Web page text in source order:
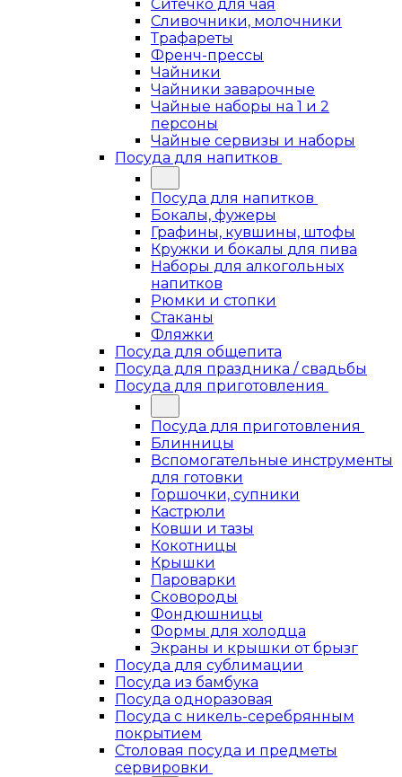
Ситечко для чая
Сливочники, молочники
Трафареты
Френч-прессы
Чайники
Чайники заварочные
Чайные наборы на 1 и 2
персоны
Чайные сервизы и наборы
Посуда для напитков
Посуда для напитков
Бокалы, фужеры
Графины, кувшины, штофы
Кружки и бокалы для пива
Наборы для алкогольных
напитков
Рюмки и стопки
Стаканы
Фляжки
Посуда для общепита
Посуда для праздника / свадьбы
Посуда для приготовления
Посуда для приготовления
Блинницы
Вспомогательные инструменты
для готовки
Горшочки, супники
Кастрюли
Ковши и тазы
Кокотницы
Крышки
Пароварки
Сковороды
Фондюшницы
Формы для холодца
Экраны и крышки от брызг
Посуда для сублимации
Посуда из бамбука
Посуда одноразовая
Посуда с никель-серебрянным
покрытием
Столовая посуда и предметы
сервировки